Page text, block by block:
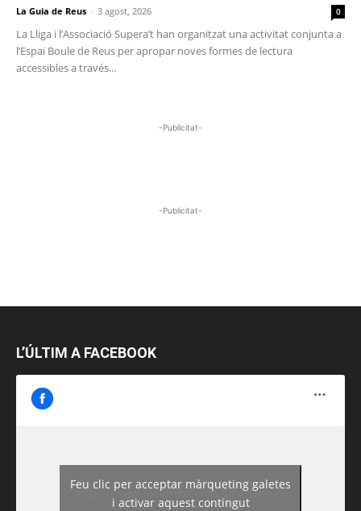
La Guia de Reus - 3 agost, 2026 0
La Lliga i l’Associació Supera’t han organitzat una activitat conjunta a
l’Espai Boule de Reus per apropar noves formes de lectura
accessibles a través...
-Publicitat-
-Publicitat-
L’ÚLTIM A FACEBOOK
https://www.facebook.com/guiadereus/
Feu clic per acceptar màrqueting galetes
i activar aquest contingut